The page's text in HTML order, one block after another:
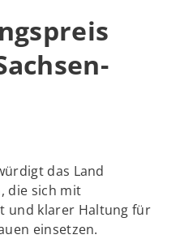
das Land
die sich mit
und klarer Haltung für
einsetzen.